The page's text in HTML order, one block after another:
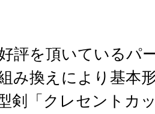
評を頂いているパ
み換えにより基本
剣「クレセントカ